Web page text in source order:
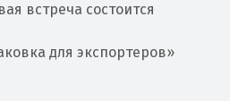
встреча состоится
для экспортеров»